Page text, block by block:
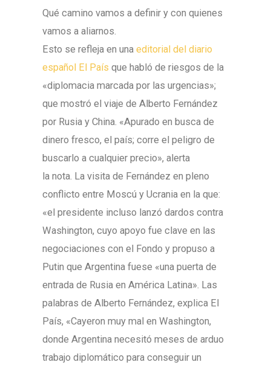
Qué camino vamos a definir y con quienes
vamos a aliarnos.
Esto se refleja en una editorial del diario
español El País que habló de riesgos de la
«diplomacia marcada por las urgencias»;
que mostró el viaje de Alberto Fernández
por Rusia y China. «Apurado en busca de
dinero fresco, el país; corre el peligro de
buscarlo a cualquier precio», alerta
la nota. La visita de Fernández en pleno
conflicto entre Moscú y Ucrania en la que:
«el presidente incluso lanzó dardos contra
Washington, cuyo apoyo fue clave en las
negociaciones con el Fondo y propuso a
Putin que Argentina fuese «una puerta de
entrada de Rusia en América Latina». Las
palabras de Alberto Fernández, explica El
País, «Cayeron muy mal en Washington,
donde Argentina necesitó meses de arduo
trabajo diplomático para conseguir un